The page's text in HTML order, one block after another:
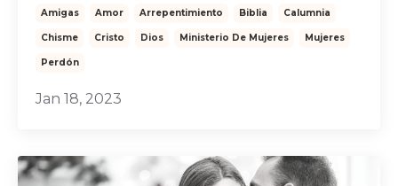
Amigas Amor Arrepentimiento Biblia Calumnia
Chisme Cristo Dios Ministerio De Mujeres Mujeres
Perdón
Jan 18, 2023